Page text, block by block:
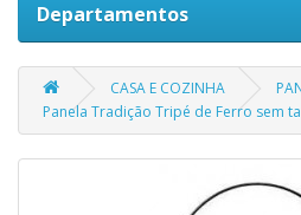
Departamentos
CASA E COZINHA
Panela Tradição Tripé de Ferro sem